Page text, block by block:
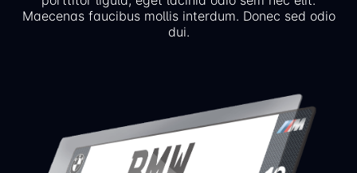
Maecenas faucibus mollis interdum. Donec sed odio
dui.